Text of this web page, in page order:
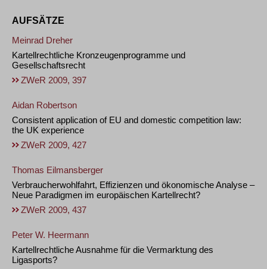
AUFSÄTZE
Meinrad Dreher
Kartellrechtliche Kronzeugenprogramme und
Gesellschaftsrecht
ZWeR 2009, 397
Aidan Robertson
Consistent application of EU and domestic competition law:
the UK experience
ZWeR 2009, 427
Thomas Eilmansberger
Verbraucherwohlfahrt, Effizienzen und ökonomische Analyse –
Neue Paradigmen im europäischen Kartellrecht?
ZWeR 2009, 437
Peter W. Heermann
Kartellrechtliche Ausnahme für die Vermarktung des
Ligasports?